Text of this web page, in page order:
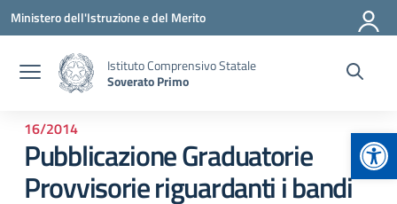
Vai ai contenuti
Vai al menu di navigazione
Vai al footer
Ministero dell'Istruzione e del Merito
Istituto Comprensivo Statale
Soverato Primo
16/2014
Pubblicazione Graduatorie
Provvisorie riguardanti i bandi